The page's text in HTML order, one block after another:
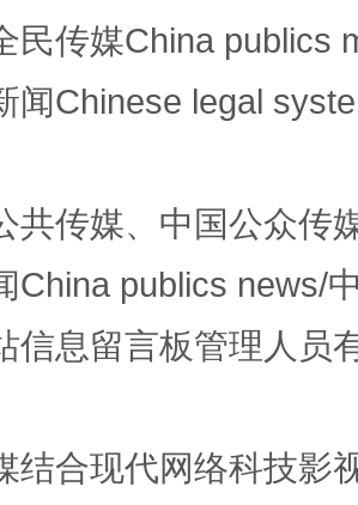
王建安的艺术幻境
民传媒China publics
闻Chinese legal
共传媒、中国公众传
China publics news/
信息留言板管理人员
结合现代网络科技影